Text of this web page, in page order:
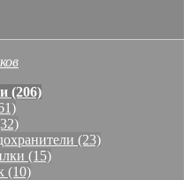
(206)
(23)
(15)
(10)